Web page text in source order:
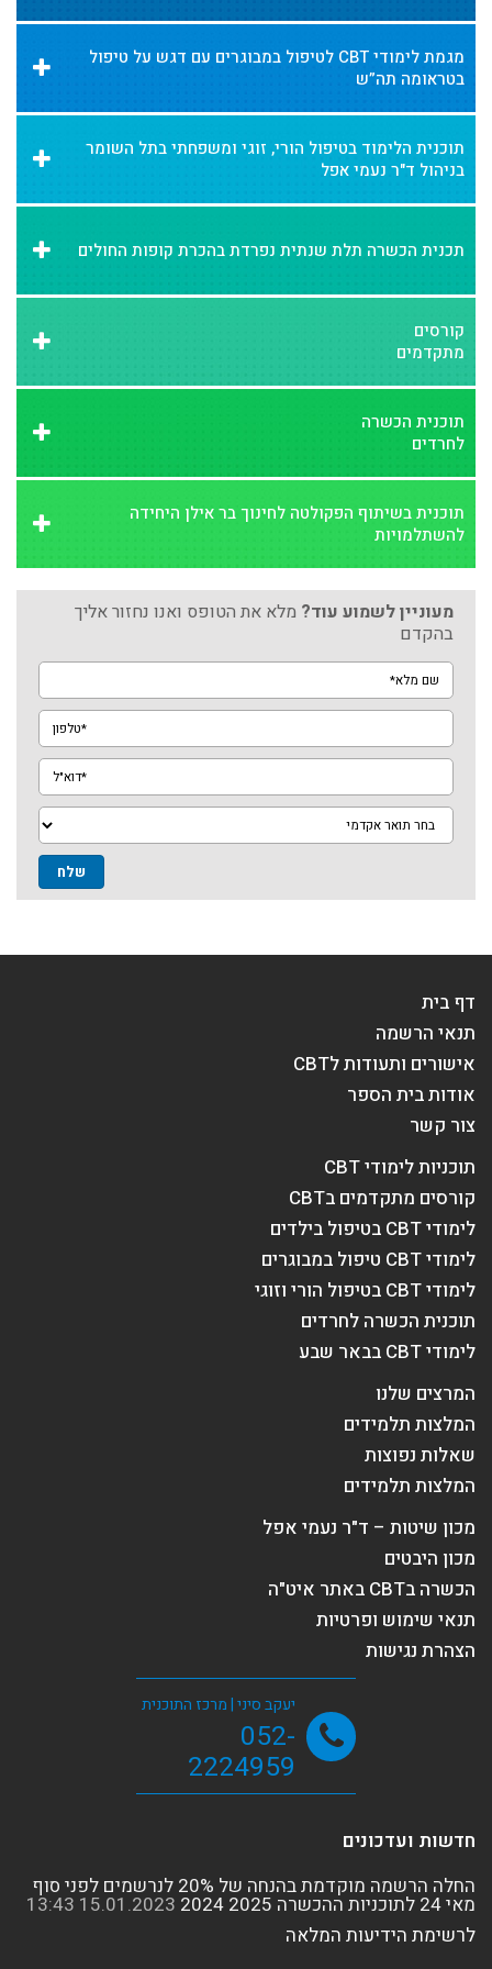
מגמת לימודי CBT לטיפול במבוגרים עם דגש על טיפול
בטראומה תה”ש
תוכנית הלימוד בטיפול הורי, זוגי ומשפחתי בתל השומר
בניהול ד"ר נעמי אפל
תכנית הכשרה תלת שנתית נפרדת בהכרת קופות החולים
קורסים
מתקדמים
תוכנית הכשרה
לחרדים
תוכנית בשיתוף הפקולטה לחינוך בר אילן היחידה
להשתלמויות
מעוניין לשמוע עוד? מלא את הטופס ואנו נחזור אליך
בהקדם
שם
מלא*
טלפון*
דוא"ל*
מגמה
דף בית
תנאי הרשמה
אישורים ותעודות לCBT
אודות בית הספר
צור קשר
תוכניות לימודי CBT
קורסים מתקדמים בCBT
לימודי CBT בטיפול בילדים
לימודי CBT טיפול במבוגרים
לימודי CBT בטיפול הורי וזוגי
תוכנית הכשרה לחרדים
לימודי CBT בבאר שבע
המרצים שלנו
המלצות תלמידים
שאלות נפוצות
המלצות תלמידים
מכון שיטות – ד"ר נעמי אפל
מכון היבטים
הכשרה בCBT באתר איט"ה
תנאי שימוש ופרטיות
הצהרת נגישות
יעקב סיני | מרכז התוכנית
052-
2224959
חדשות ועדכונים
החלה הרשמה מוקדמת בהנחה של 20% לנרשמים לפני סוף
מאי 24 לתוכניות ההכשרה 2025 2024 15.01.2023
13:43
לרשימת הידיעות המלאה